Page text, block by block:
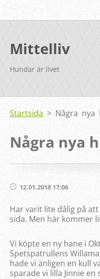
Mittelliv
Hundar är livet
Startsida > Några nya
Några nya
12.01.2018 17:06
Har varit lite dålig på
sida. Men här kommer
Vi köpte en ny hane i
Spetspatrullens
hade vi änligen en kull
sparade vi lilla Jinnie en